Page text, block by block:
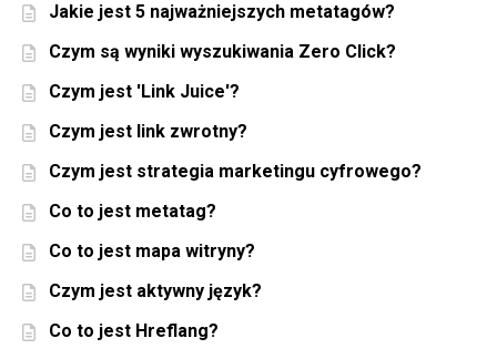
Jakie jest 5 najważniejszych metatagów?
Czym są wyniki wyszukiwania Zero Click?
Czym jest 'Link Juice'?
Czym jest link zwrotny?
Czym jest strategia marketingu cyfrowego?
Co to jest metatag?
Co to jest mapa witryny?
Czym jest aktywny język?
Co to jest Hreflang?